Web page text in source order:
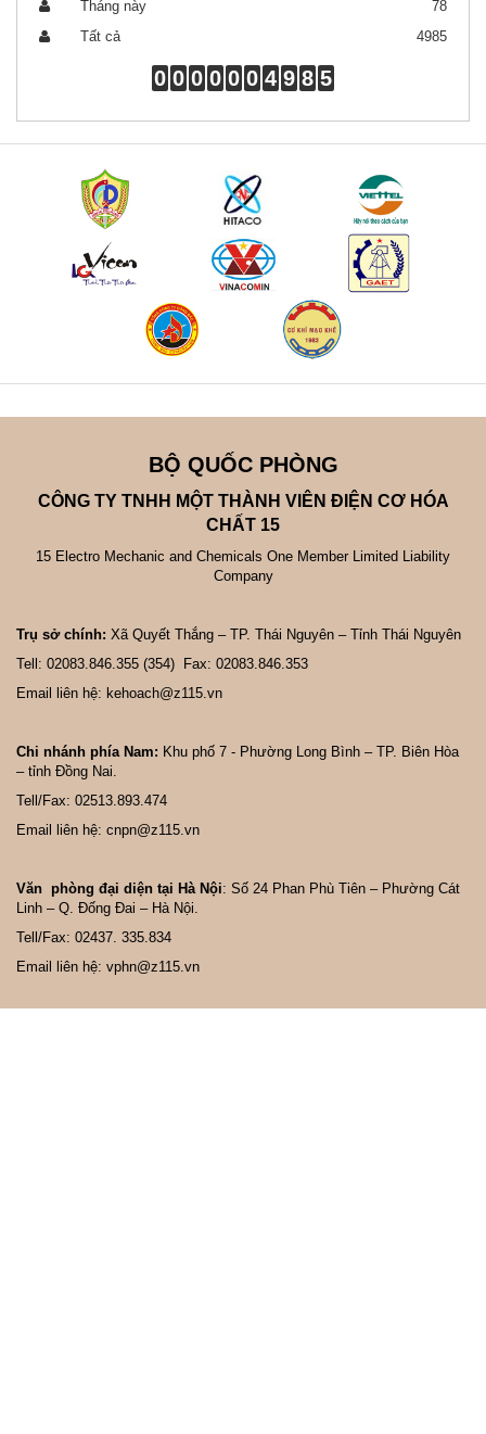
Tháng này
78
Tất cả
4985
0 0 0 0 0 0 4 9 8 5
BỘ QUỐC PHÒNG
CÔNG TY TNHH MỘT THÀNH VIÊN ĐIỆN CƠ HÓA
CHẤT 15
15 Electro Mechanic and Chemicals One Member Limited Liability
Company
Trụ sở chính: Xã Quyết Thắng – TP. Thái Nguyên – Tỉnh Thái Nguyên
Tell: 02083.846.355 (354) Fax: 02083.846.353
Email liên hệ: kehoach@z115.vn
Chi nhánh phía Nam: Khu phố 7 - Phường Long Bình – TP. Biên Hòa
– tỉnh Đồng Nai.
Tell/Fax: 02513.893.474
Email liên hệ: cnpn@z115.vn
Văn phòng đại diện tại Hà Nội: Số 24 Phan Phù Tiên – Phường Cát
Linh – Q. Đống Đai – Hà Nội.
Tell/Fax: 02437. 335.834
Email liên hệ: vphn@z115.vn